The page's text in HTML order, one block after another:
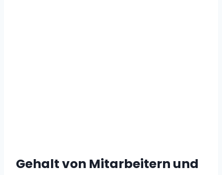
Gehalt von Mitarbeitern und